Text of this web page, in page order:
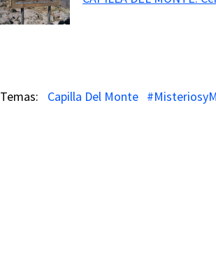
Capilla Del Monte